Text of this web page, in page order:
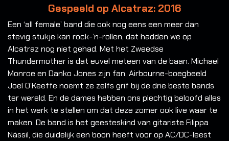
Gespeeld op Alcatraz: 2016
Een ‘all female’ band die ook nog eens een meer dan
stevig stukje kan rock-’n-rollen, dat hadden we op
Alcatraz nog niet gehad. Met het Zweedse
Thundermother is dat euvel meteen van de baan. Michael
Monroe en Danko Jones zijn fan, Airbourne-boegbeeld
Joel O’Keeffe noemt ze zelfs grif bij de drie beste bands
ter wereld. En de dames hebben ons plechtig beloofd alles
in het werk te stellen om dat deze zomer ook live waar te
maken. De band is het geesteskind van gitariste Filippa
Nässil, die duidelijk een boon heeft voor op AC/DC-leest